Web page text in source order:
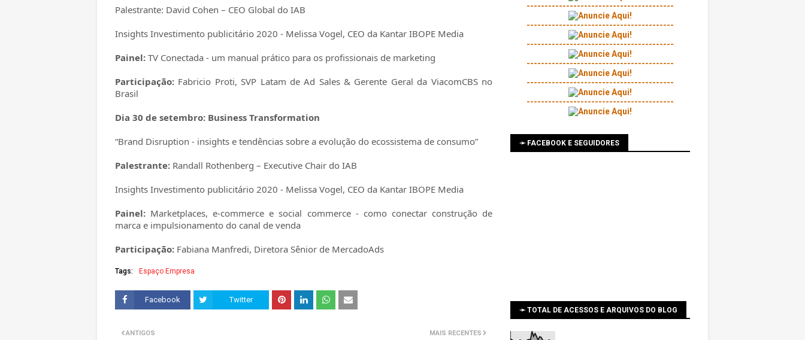
Palestrante: David Cohen – CEO Global do IAB
Insights Investimento publicitário 2020 - Melissa Vogel, CEO da Kantar IBOPE Media
Painel: TV Conectada - um manual prático para os profissionais de marketing
Participação: Fabricio Proti, SVP Latam de Ad Sales & Gerente Geral da ViacomCBS no
Brasil
Dia 30 de setembro: Business Transformation
“Brand Disruption - insights e tendências sobre a evolução do ecossistema de consumo”
Palestrante: Randall Rothenberg – Executive Chair do IAB
Insights Investimento publicitário 2020 - Melissa Vogel, CEO da Kantar IBOPE Media
Painel: Marketplaces, e-commerce e social commerce - como conectar construção de
marca e impulsionamento do canal de venda
Participação: Fabiana Manfredi, Diretora Sênior de MercadoAds
Tags: Espaço Empresa
Facebook Twitter
MAIS RECENTES
ANTIGOS
-----------------------------------------
-----------------------------------------
-----------------------------------------
-----------------------------------------
-----------------------------------------
-----------------------------------------
➛ FACEBOOK E SEGUIDORES
➛ TOTAL DE ACESSOS E ARQUIVOS DO BLOG